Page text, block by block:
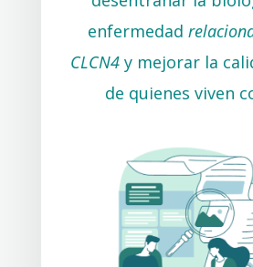
enfermedad
CLCN4y mejorar la
de quienes viven